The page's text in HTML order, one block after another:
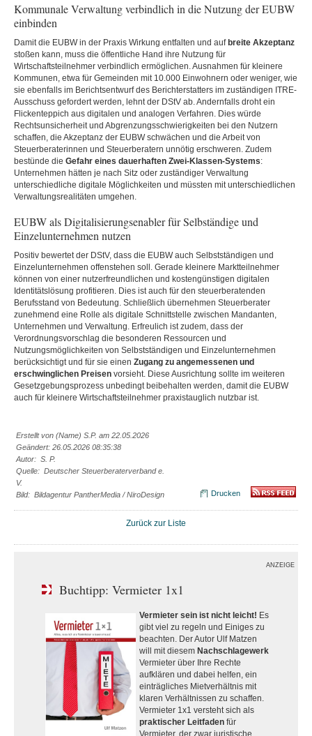
Kommunale Verwaltung verbindlich in die Nutzung der EUBW
einbinden
Damit die EUBW in der Praxis Wirkung entfalten und auf breite Akzeptanz
stoßen kann, muss die öffentliche Hand ihre Nutzung für
Wirtschaftsteilnehmer verbindlich ermöglichen. Ausnahmen für kleinere
Kommunen, etwa für Gemeinden mit 10.000 Einwohnern oder weniger, wie
sie ebenfalls im Berichtsentwurf des Berichterstatters im zuständigen ITRE-
Ausschuss gefordert werden, lehnt der DStV ab. Andernfalls droht ein
Flickenteppich aus digitalen und analogen Verfahren. Dies würde
Rechtsunsicherheit und Abgrenzungsschwierigkeiten bei den Nutzern
schaffen, die Akzeptanz der EUBW schwächen und die Arbeit von
Steuerberaterinnen und Steuerberatern unnötig erschweren. Zudem
bestünde die Gefahr eines dauerhaften Zwei-Klassen-Systems:
Unternehmen hätten je nach Sitz oder zuständiger Verwaltung
unterschiedliche digitale Möglichkeiten und müssten mit unterschiedlichen
Verwaltungsrealitäten umgehen.
EUBW als Digitalisierungsenabler für Selbständige und
Einzelunternehmen nutzen
Positiv bewertet der DStV, dass die EUBW auch Selbstständigen und
Einzelunternehmen offenstehen soll. Gerade kleinere Marktteilnehmer
können von einer nutzerfreundlichen und kostengünstigen digitalen
Identitätslösung profitieren. Dies ist auch für den steuerberatenden
Berufsstand von Bedeutung. Schließlich übernehmen Steuerberater
zunehmend eine Rolle als digitale Schnittstelle zwischen Mandanten,
Unternehmen und Verwaltung. Erfreulich ist zudem, dass der
Verordnungsvorschlag die besonderen Ressourcen und
Nutzungsmöglichkeiten von Selbstständigen und Einzelunternehmen
berücksichtigt und für sie einen Zugang zu angemessenen und
erschwinglichen Preisen vorsieht. Diese Ausrichtung sollte im weiteren
Gesetzgebungsprozess unbedingt beibehalten werden, damit die EUBW
auch für kleinere Wirtschaftsteilnehmer praxistauglich nutzbar ist.
Erstellt von (Name) S.P. am 22.05.2026
Geändert: 26.05.2026 08:35:38
Autor: S. P.
Quelle: Deutscher Steuerberaterverband e.
V.
Bild: Bildagentur PantherMedia / NiroDesign
Drucken
Zurück zur Liste
ANZEIGE
Buchtipp: Vermieter 1x1
Vermieter sein ist nicht leicht! Es
gibt viel zu regeln und Einiges zu
beachten. Der Autor Ulf Matzen
will mit diesem Nachschlagewerk
Vermieter über Ihre Rechte
aufklären und dabei helfen, ein
einträgliches Mietverhältnis mit
klaren Verhältnissen zu schaffen.
Vermieter 1x1 versteht sich als
praktischer Leitfaden für
Vermieter, der zwar juristische